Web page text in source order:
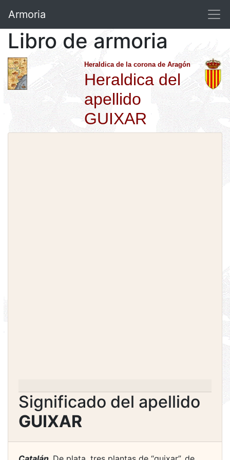
Armoria
Libro de armoria
Heraldica de la corona de Aragón
Heraldica del
apellido
GUIXAR
Significado del apellido
GUIXAR